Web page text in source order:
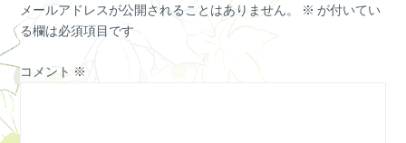
メールアドレスが公開されることはありません。 ※ が付いてい
る欄は必須項目です
コメント※